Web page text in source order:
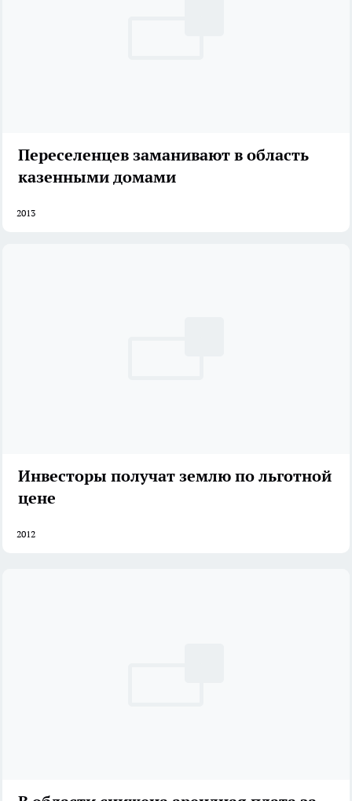
Переселенцев заманивают в область
казенными домами
2013
Инвесторы получат землю по льготной
цене
2012